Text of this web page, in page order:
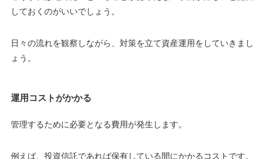
しておくのがいいでしょう。
日々の流れを観察しながら、対策を立て資産運用をしていきまし
ょう。
運用コストがかかる
管理するために必要となる費用が発生します。
例えば、投資信託であれば保有している間にかかるコストです。